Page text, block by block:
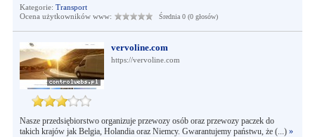
Kategorie: Transport
Ocena użytkowników www:
Średnia 0 (0 głosów)
vervoline.com
https://vervoline.com
Nasze przedsiębiorstwo organizuje przewozy osób oraz przewozy paczek do
takich krajów jak Belgia, Holandia oraz Niemcy. Gwarantujemy państwu, że (...) »